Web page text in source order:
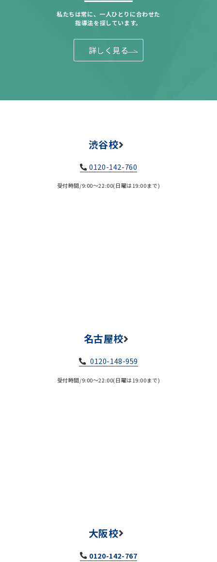
私たちは常に、一人ひとりに合わせた
指導法を探しています。
詳しく見る
渋谷校
0120-142-760
受付時間/9:00～22:00(日曜は19:00まで)
名古屋校
0120-148-959
受付時間/9:00～22:00(日曜は19:00まで)
大阪校
0120-142-767